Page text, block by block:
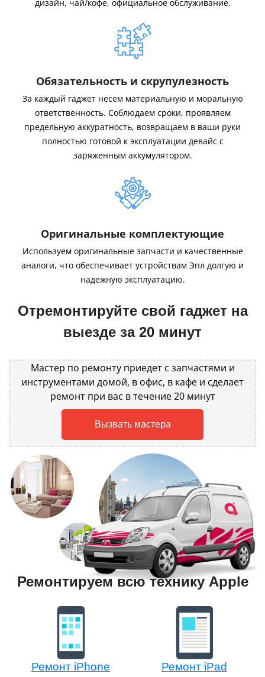
дизайн, чай/кофе, официальное обслуживание.
Обязательность и скрупулезность
За каждый гаджет несем материальную и моральную
ответственность. Соблюдаем сроки, проявляем
предельную аккуратность, возвращаем в ваши руки
полностью готовой к эксплуатации девайс с
заряженным аккумулятором.
Оригинальные комплектующие
Используем оригинальные запчасти и качественные
аналоги, что обеспечивает устройствам Эпл долгую и
надежную эксплуатацию.
Отремонтируйте свой гаджет на
выезде за 20 минут
Мастер по ремонту приедет с запчастями и
инструментами домой, в офис, в кафе и сделает
ремонт при вас в течение 20 минут
Вызвать мастера
Ремонтируем всю технику Apple
Ремонт iPhone Ремонт iPad